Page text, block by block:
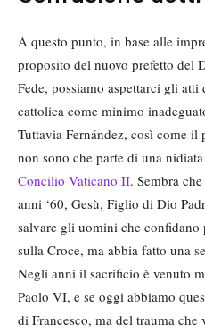
A questo punto, in base alle
proposito del nuovo prefetto del
Fede, possiamo aspettarci gli atti
cattolica come minimo
Tuttavia Fernández, così come il
non sono che parte di una
Concilio Vaticano II. Sembra
anni ‘60, Gesù, Figlio di Dio
salvare gli uomini che confidano
sulla Croce, ma abbia fatto una
Negli anni il sacrificio è venuto
Paolo VI, e se oggi abbiamo
di Francesco, ma del trauma